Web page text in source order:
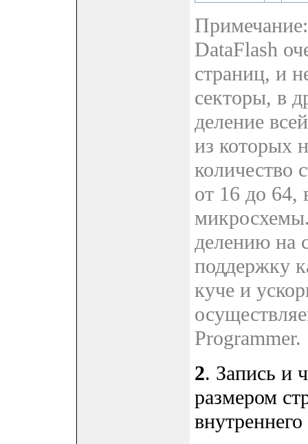
DataFlash
страниц, и
секторы, в
деление
из которых
количество
от 16 до 64,
делению на
поддержку
куче и
Programmer.
2. Запись и
размером